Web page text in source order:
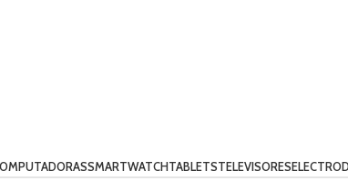
SMARTWATCHTABLETSTELEVISORES